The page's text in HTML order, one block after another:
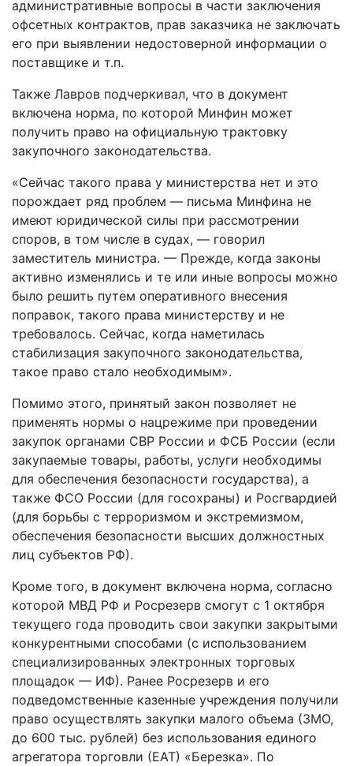
административные вопросы в части заключения
офсетных контрактов, прав заказчика не заключать
его при выявлении недостоверной информации о
поставщике и т.п.
Также Лавров подчеркивал, что в документ
включена норма, по которой Минфин может
получить право на официальную трактовку
закупочного законодательства.
«Сейчас такого права у министерства нет и это
порождает ряд проблем — письма Минфина не
имеют юридической силы при рассмотрении
споров, в том числе в судах, — говорил
заместитель министра. — Прежде, когда законы
активно изменялись и те или иные вопросы можно
было решить путем оперативного внесения
поправок, такого права министерству и не
требовалось. Сейчас, когда наметилась
стабилизация закупочного законодательства,
такое право стало необходимым».
Помимо этого, принятый закон позволяет не
применять нормы о нацрежиме при проведении
закупок органами СВР России и ФСБ России (если
закупаемые товары, работы, услуги необходимы
для обеспечения безопасности государства), а
также ФСО России (для госохраны) и Росгвардией
(для борьбы с терроризмом и экстремизмом,
обеспечения безопасности высших должностных
лиц субъектов РФ).
Кроме того, в документ включена норма, согласно
которой МВД РФ и Росрезерв смогут с 1 октября
текущего года проводить свои закупки закрытыми
конкурентными способами (с использованием
специализированных электронных торговых
площадок — ИФ). Ранее Росрезерв и его
подведомственные казенные учреждения получили
право осуществлять закупки малого объема (ЗМО,
до 600 тыс. рублей) без использования единого
агрегатора торговли (ЕАТ) «Березка». По